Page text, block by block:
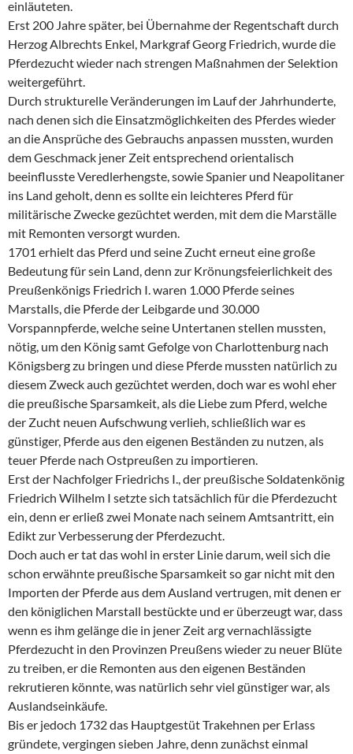
einläuteten.
Erst 200 Jahre später, bei Übernahme der Regentschaft durch
Herzog Albrechts Enkel, Markgraf Georg Friedrich, wurde die
Pferdezucht wieder nach strengen Maßnahmen der Selektion
weitergeführt.
Durch strukturelle Veränderungen im Lauf der Jahrhunderte,
nach denen sich die Einsatzmöglichkeiten des Pferdes wieder
an die Ansprüche des Gebrauchs anpassen mussten, wurden
dem Geschmack jener Zeit entsprechend orientalisch
beeinflusste Veredlerhengste, sowie Spanier und Neapolitaner
ins Land geholt, denn es sollte ein leichteres Pferd für
militärische Zwecke gezüchtet werden, mit dem die Marställe
mit Remonten versorgt wurden.
1701 erhielt das Pferd und seine Zucht erneut eine große
Bedeutung für sein Land, denn zur Krönungsfeierlichkeit des
Preußenkönigs Friedrich I. waren 1.000 Pferde seines
Marstalls, die Pferde der Leibgarde und 30.000
Vorspannpferde, welche seine Untertanen stellen mussten,
nötig, um den König samt Gefolge von Charlottenburg nach
Königsberg zu bringen und diese Pferde mussten natürlich zu
diesem Zweck auch gezüchtet werden, doch war es wohl eher
die preußische Sparsamkeit, als die Liebe zum Pferd, welche
der Zucht neuen Aufschwung verlieh, schließlich war es
günstiger, Pferde aus den eigenen Beständen zu nutzen, als
teuer Pferde nach Ostpreußen zu importieren.
Erst der Nachfolger Friedrichs I., der preußische Soldatenkönig
Friedrich Wilhelm I setzte sich tatsächlich für die Pferdezucht
ein, denn er erließ zwei Monate nach seinem Amtsantritt, ein
Edikt zur Verbesserung der Pferdezucht.
Doch auch er tat das wohl in erster Linie darum, weil sich die
schon erwähnte preußische Sparsamkeit so gar nicht mit den
Importen der Pferde aus dem Ausland vertrugen, mit denen er
den königlichen Marstall bestückte und er überzeugt war, dass
wenn es ihm gelänge die in jener Zeit arg vernachlässigte
Pferdezucht in den Provinzen Preußens wieder zu neuer Blüte
zu treiben, er die Remonten aus den eigenen Beständen
rekrutieren könnte, was natürlich sehr viel günstiger war, als
Auslandseinkäufe.
Bis er jedoch 1732 das Hauptgestüt Trakehnen per Erlass
gründete, vergingen sieben Jahre, denn zunächst einmal